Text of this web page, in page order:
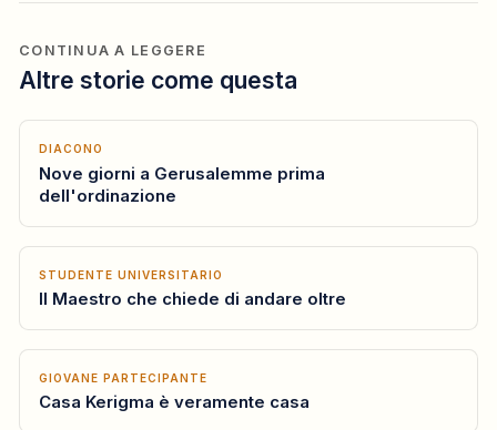
CONTINUA A LEGGERE
Altre storie come questa
DIACONO
Nove giorni a Gerusalemme prima
dell'ordinazione
STUDENTE UNIVERSITARIO
Il Maestro che chiede di andare oltre
GIOVANE PARTECIPANTE
Casa Kerigma è veramente casa